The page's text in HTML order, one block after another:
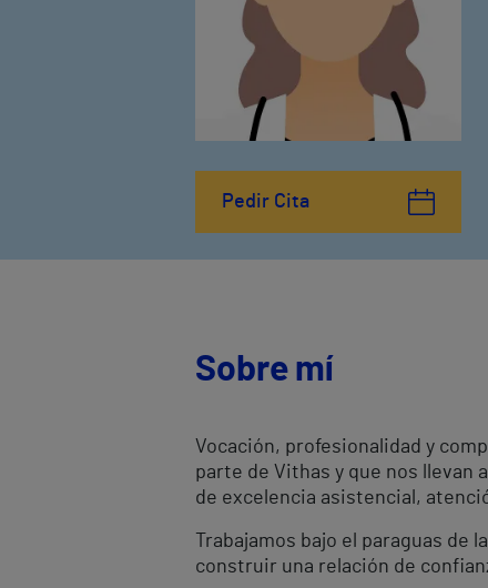
Pedir Cita
Sobre mí
Vocación, profesionalidad y
parte de Vithas y que nos
de excelencia asistencial,
Trabajamos bajo el paraguas
construir una relación de